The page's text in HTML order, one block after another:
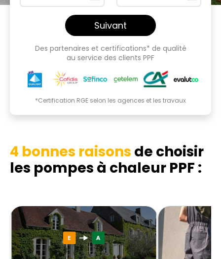
Suivant
Des partenaires et certifications* de qualité
au service des clients PPF
*Certification RGE selon les agences et les travaux
4 bonnes raisons de choisir
les pompes à chaleur PPF :